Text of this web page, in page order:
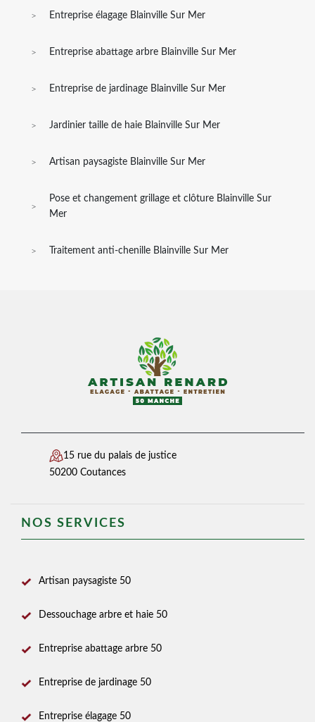
Entreprise élagage Blainville Sur Mer
Entreprise abattage arbre Blainville Sur Mer
Entreprise de jardinage Blainville Sur Mer
Jardinier taille de haie Blainville Sur Mer
Artisan paysagiste Blainville Sur Mer
Pose et changement grillage et clôture Blainville Sur
Mer
Traitement anti-chenille Blainville Sur Mer
15 rue du palais de justice
50200 Coutances
NOS SERVICES
Artisan paysagiste 50
Dessouchage arbre et haie 50
Entreprise abattage arbre 50
Entreprise de jardinage 50
Entreprise élagage 50